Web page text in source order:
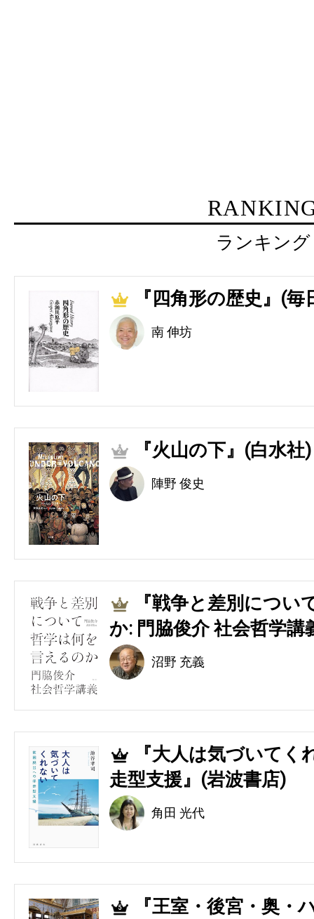
ランキング
1 『四角形の歴史』(毎
南 伸坊
2 『火山の下』(白水社)
陣野 俊史
3
『戦争と差別につ
か: 門脇俊介 社会哲学講
沼野 充義
4
『大人は気づいてく
走型支援』(岩波書店)
角田 光代
5 『王室・後宮・奥・